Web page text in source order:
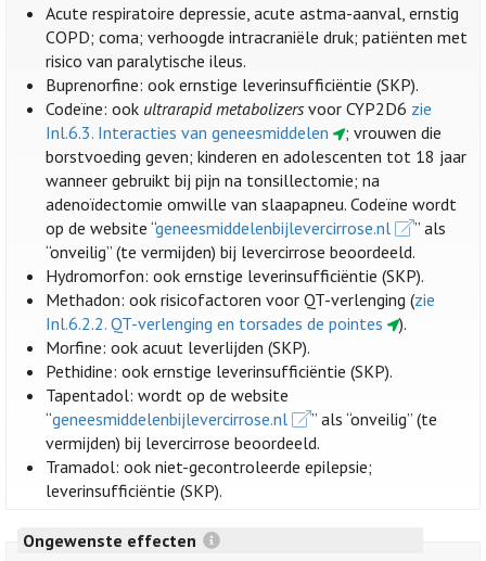
Acute respiratoire depressie, acute astma-aanval, ernstig
COPD; coma; verhoogde intracraniële druk; patiënten met
risico van paralytische ileus.
Buprenorfine: ook ernstige leverinsufficiëntie (SKP).
Codeïne: ook ultrarapid metabolizers voor CYP2D6 zie
Inl.6.3. Interacties van geneesmiddelen
; vrouwen die
borstvoeding geven; kinderen en adolescenten tot 18 jaar
wanneer gebruikt bij pijn na tonsillectomie; na
adenoïdectomie omwille van slaapapneu. Codeïne wordt
op de website “geneesmiddelenbijlevercirrose.nl
” als
“onveilig” (te vermijden) bij levercirrose beoordeeld.
Hydromorfon: ook ernstige leverinsufficiëntie (SKP).
Methadon: ook risicofactoren voor QT-verlenging (zie
Inl.6.2.2. QT-verlenging en torsades de pointes
).
Morfine: ook acuut leverlijden (SKP).
Pethidine: ook ernstige leverinsufficiëntie (SKP).
Tapentadol: wordt op de website
“geneesmiddelenbijlevercirrose.nl
” als “onveilig” (te
vermijden) bij levercirrose beoordeeld.
Tramadol: ook niet-gecontroleerde epilepsie;
leverinsufficiëntie (SKP).
Ongewenste effecten